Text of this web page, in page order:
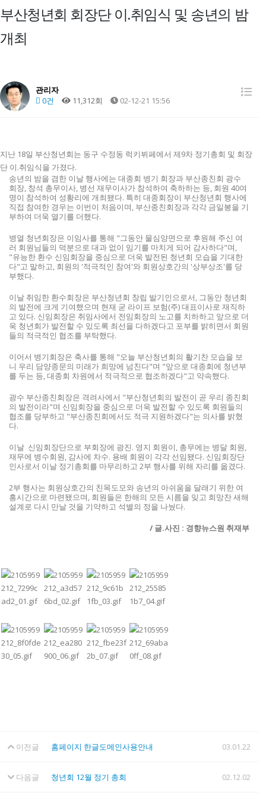
부산청년회 회장단 이.취임식 및 송년의 밤
개최
관리자
0건
11,312회 02-12-21 15:56
지난 18일 부산청년회는 동구 수정동 럭키뷔페에서 제9차 정기총회 및 회장
단 이.취임식을 가졌다.
송년의 밤을 겸한 이날 행사에는 대종회 병기 회장과 부산종친회 광수
회장, 창석 총무이사, 병선 재무이사가 참석하여 축하하는 등, 회원 40여
명이 참석하여 성황리에 개최됐다. 특히 대종회장이 부산청년회 행사에
직접 참여한 경우는 이번이 처음이며, 부산종친회장과 각각 금일봉을 기
부하여 더욱 열기를 더했다.
병열 청년회장은 이임사를 통해 "그동안 물심양면으로 후원해 주신 여
러 회원님들의 덕분으로 대과 없이 임기를 마치게 되어 감사하다"며,
"유능한 환수 신임회장을 중심으로 더욱 발전된 청년회 모습을 기대한
다"고 말하고, 회원의 '적극적인 참여'와 회원상호간의 '상부상조'를 당
부했다.
이날 취임한 환수회장은 부산청년회 창립 발기인으로서, 그동안 청년회
의 발전에 크게 기여했으며 현재 굳 라이프 보험(주) 대표이사로 재직하
고 있다. 신임회장은 취임사에서 전임회장의 노고를 치하하고 앞으로 더
욱 청년회가 발전할 수 있도록 최선을 다하겠다고 포부를 밝히면서 회원
들의 적극적인 협조를 부탁했다.
이어서 병기회장은 축사를 통해 "오늘 부산청년회의 활기찬 모습을 보
니 우리 담양종문의 미래가 희망에 넘친다"며 "앞으로 대종회에 청년부
를 두는 등, 대종회 차원에서 적극적으로 협조하겠다"고 약속했다.
광수 부산종친회장은 격려사에서 "부산청년회의 발전이 곧 우리 종친회
의 발전이라"며 신임회장을 중심으로 더욱 발전할 수 있도록 회원들의
협조를 당부하고 "부산종친회에서도 적극 지원하겠다"는 의사를 밝혔
다.
이날 신임회장단으로 부회장에 광진. 영지 회원이, 총무에는 병달 회원,
재무에 병수회원, 감사에 차수. 용배 회원이 각각 선임됐다. 신임회장단
인사로서 이날 정기총회를 마무리하고 2부 행사를 위해 자리를 옮겼다.
2부 행사는 회원상호간의 친목도모와 송년의 아쉬움을 달래기 위한 여
흥시간으로 마련됐으며, 회원들은 한해의 모든 시름을 잊고 희망찬 새해
설계로 다시 만날 것을 기약하고 석별의 정을 나눴다.
/ 글.사진 : 경향뉴스원 취재부
이전글 홈페이지 한글도메인사용안내 03.01.22
다음글 청년회 12월 정기 총회 02.12.02